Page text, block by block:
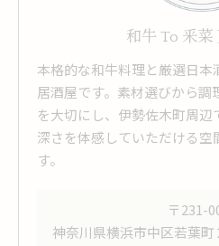
和牛 To 釆菜
本格的な和牛料理と厳選日本
居酒屋です。素材選びから調
を大切にし、伊勢佐木町周
深さを体感していただける空
す。
〒231-
神奈川県横浜市中区若葉